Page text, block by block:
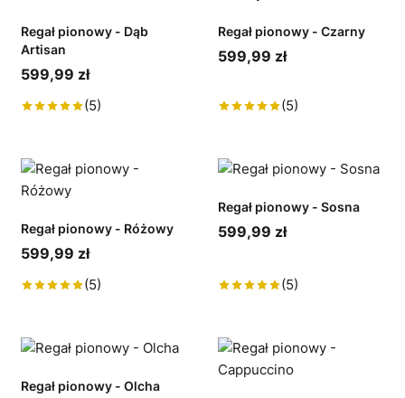
Regał pionowy - Dąb
Artisan
599,99 zł
(5)
Regał pionowy - Czarny
599,99 zł
(5)
Regał pionowy - Różowy
599,99 zł
(5)
Regał pionowy - Sosna
599,99 zł
(5)
Regał pionowy - Olcha